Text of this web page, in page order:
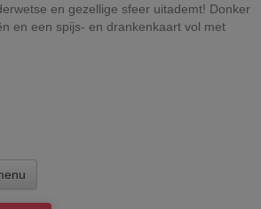
en gezellige sfeer uitademt! Donker
en een spijs- en drankenkaart vol met